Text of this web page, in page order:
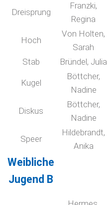
Dreisprung
Franzki,
Regina
Hoch
Von Holten,
Sarah
Stab Bründel, Julia
Kugel
Böttcher,
Nadine
Diskus
Böttcher,
Nadine
Speer
Hildebrandt,
Anika
Weibliche
Jugend B